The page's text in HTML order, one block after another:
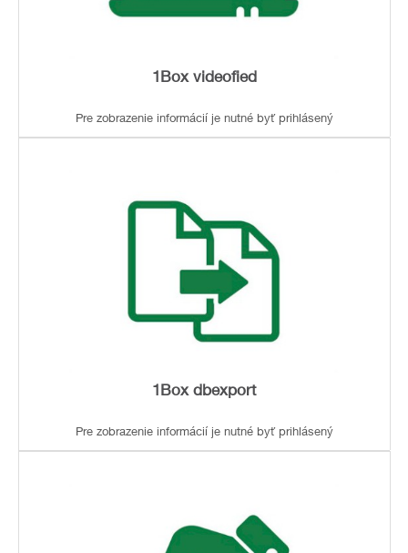
1Box videofied
Pre zobrazenie informácií je nutné byť prihlásený
1Box dbexport
Pre zobrazenie informácií je nutné byť prihlásený